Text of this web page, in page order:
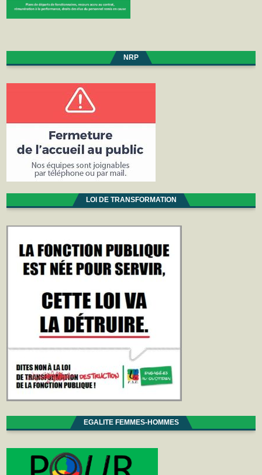
NRP
LOI DE TRANSFORMATION
EGALITE FEMMES-HOMMES